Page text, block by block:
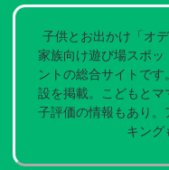
子供とお出かけ「オ
家族向け遊び場スポ
ントの総合サイトで
設を掲載。こどもと
子評価の情報もあり
キング